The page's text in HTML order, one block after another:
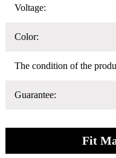
Voltage:
Color:
The condition of the
Guarantee:
Fit